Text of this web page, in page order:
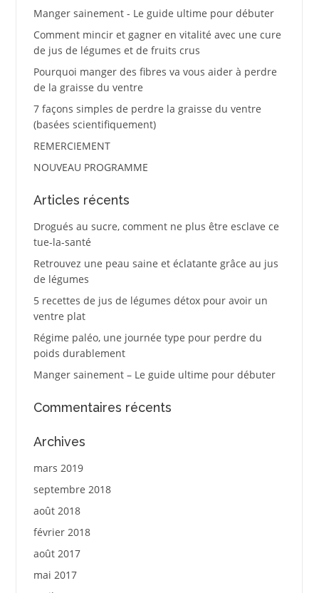
Manger sainement - Le guide ultime pour débuter
Comment mincir et gagner en vitalité avec une cure
de jus de légumes et de fruits crus
Pourquoi manger des fibres va vous aider à perdre
de la graisse du ventre
7 façons simples de perdre la graisse du ventre
(basées scientifiquement)
REMERCIEMENT
NOUVEAU PROGRAMME
Articles récents
Drogués au sucre, comment ne plus être esclave ce
tue-la-santé
Retrouvez une peau saine et éclatante grâce au jus
de légumes
5 recettes de jus de légumes détox pour avoir un
ventre plat
Régime paléo, une journée type pour perdre du
poids durablement
Manger sainement – Le guide ultime pour débuter
Commentaires récents
Archives
mars 2019
septembre 2018
août 2018
février 2018
août 2017
mai 2017